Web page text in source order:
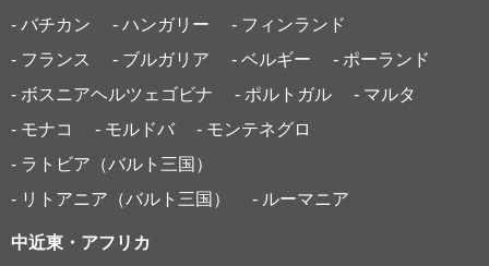
- バチカン
- ハンガリー
- フィンランド
- フランス
- ブルガリア - ベルギー
- ポーランド
- ボスニアヘルツェゴビナ
- ポルトガル
- マルタ
- モナコ
- モルドバ
- モンテネグロ
- ラトビア（バルト三国）
- リトアニア（バルト三国）
- ルーマニア
中近東・アフリカ